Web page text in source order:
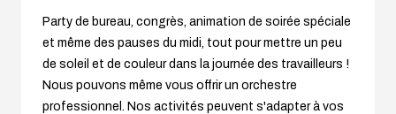
Party de bureau, congrès, animation de soirée spéciale
et même des pauses du midi, tout pour mettre un peu
de soleil et de couleur dans la journée des travailleurs !
Nous pouvons même vous offrir un orchestre
professionnel. Nos activités peuvent s'adapter à vos